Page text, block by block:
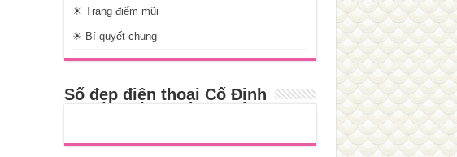
☀ Trang điểm mũi
☀ Bí quyết chung
Số đẹp điện thoại Cố Định